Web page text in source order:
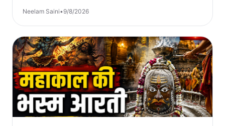
Neelam Saini•9/8/2026